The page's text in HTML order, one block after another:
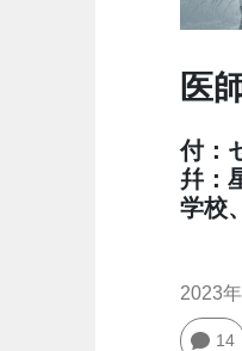
医
付：
幷：
学校
2023
14